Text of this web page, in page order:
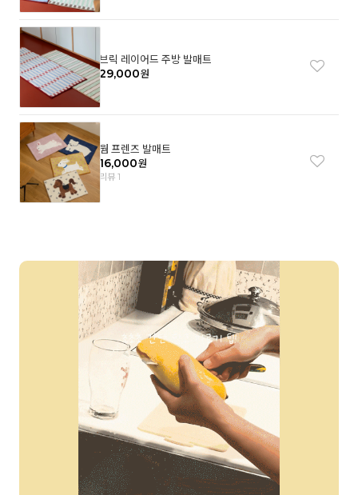
브릭 레이어드 주방 발매트
29,000원
웜 프렌즈 발매트
16,000원
리뷰 1